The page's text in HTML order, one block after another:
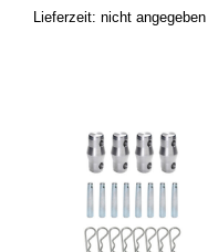
Lieferzeit: nicht angegeben